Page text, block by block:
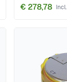
€ 278,78